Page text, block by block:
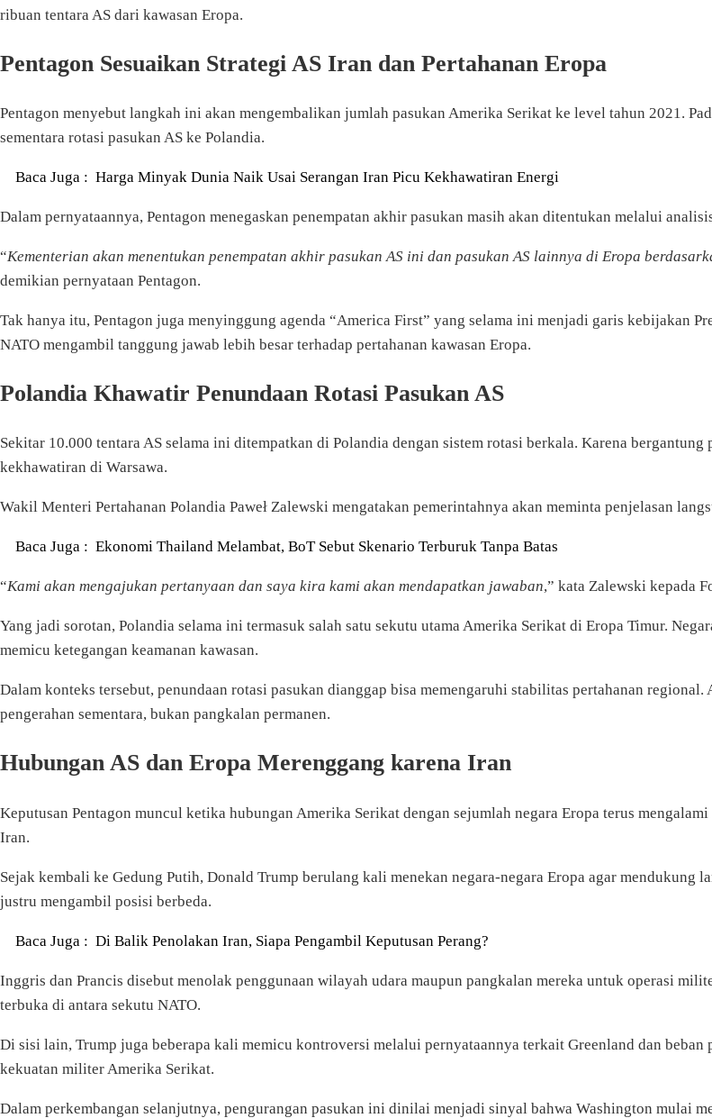
ribuan tentara AS dari kawasan Eropa.
Pentagon Sesuaikan Strategi AS Iran dan Pertahanan Eropa
Pentagon menyebut langkah ini akan mengembalikan jumlah pasukan Amerika Serikat ke level tahun 2021.
sementara rotasi pasukan AS ke Polandia.
Baca Juga : Harga Minyak Dunia Naik Usai Serangan Iran Picu Kekhawatiran Energi
Dalam pernyataannya, Pentagon menegaskan penempatan akhir pasukan masih akan ditentukan melalui
“Kementerian akan menentukan penempatan akhir pasukan AS ini dan pasukan AS lainnya di Eropa
demikian pernyataan Pentagon.
Tak hanya itu, Pentagon juga menyinggung agenda “America First” yang selama ini menjadi garis kebijakan
NATO mengambil tanggung jawab lebih besar terhadap pertahanan kawasan Eropa.
Polandia Khawatir Penundaan Rotasi Pasukan AS
Sekitar 10.000 tentara AS selama ini ditempatkan di Polandia dengan sistem rotasi berkala. Karena
kekhawatiran di Warsawa.
Wakil Menteri Pertahanan Polandia Paweł Zalewski mengatakan pemerintahnya akan meminta penjelasan
Baca Juga : Ekonomi Thailand Melambat, BoT Sebut Skenario Terburuk Tanpa Batas
“Kami akan mengajukan pertanyaan dan saya kira kami akan mendapatkan jawaban,” kata Zalewski kepada
Yang jadi sorotan, Polandia selama ini termasuk salah satu sekutu utama Amerika Serikat di Eropa Timur.
memicu ketegangan keamanan kawasan.
Dalam konteks tersebut, penundaan rotasi pasukan dianggap bisa memengaruhi stabilitas pertahanan
pengerahan sementara, bukan pangkalan permanen.
Hubungan AS dan Eropa Merenggang karena Iran
Keputusan Pentagon muncul ketika hubungan Amerika Serikat dengan sejumlah negara Eropa terus
Iran.
Sejak kembali ke Gedung Putih, Donald Trump berulang kali menekan negara-negara Eropa agar mendukung
justru mengambil posisi berbeda.
Baca Juga : Di Balik Penolakan Iran, Siapa Pengambil Keputusan Perang?
Inggris dan Prancis disebut menolak penggunaan wilayah udara maupun pangkalan mereka untuk operasi
terbuka di antara sekutu NATO.
Di sisi lain, Trump juga beberapa kali memicu kontroversi melalui pernyataannya terkait Greenland dan
kekuatan militer Amerika Serikat.
Dalam perkembangan selanjutnya, pengurangan pasukan ini dinilai menjadi sinyal bahwa Washington mulai